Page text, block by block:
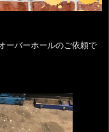
ーバーホールのご依頼で